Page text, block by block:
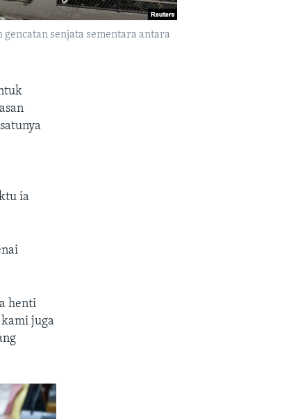
senjata sementara antara
ia
henti
juga